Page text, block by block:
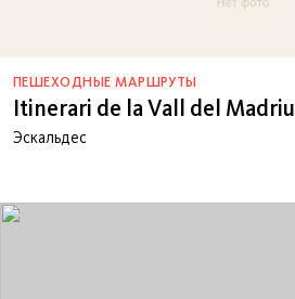
ПЕШЕХОДНЫЕ МАРШРУТЫ
Itinerari de la Vall del Madriu
Эскальдес